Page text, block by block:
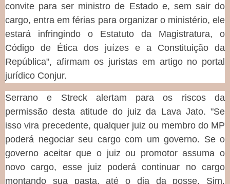
convite para ser ministro de Estado e, sem sair do
cargo, entra em férias para organizar o ministério, ele
estará infringindo o Estatuto da Magistratura, o
Código de Ética dos juízes e a Constituição da
República", afirmam os juristas em artigo no portal
jurídico Conjur.
Serrano e Streck alertam para os riscos da
permissão desta atitude do juiz da Lava Jato. "Se
isso vira precedente, qualquer juiz ou membro do MP
poderá negociar seu cargo com um governo. Se o
governo aceitar que o juiz ou promotor assuma o
novo cargo, esse juiz poderá continuar no cargo
montando sua pasta, até o dia da posse. Sim,